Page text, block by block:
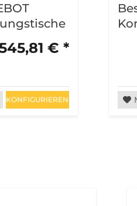
€ *
KONFIGURIEREN